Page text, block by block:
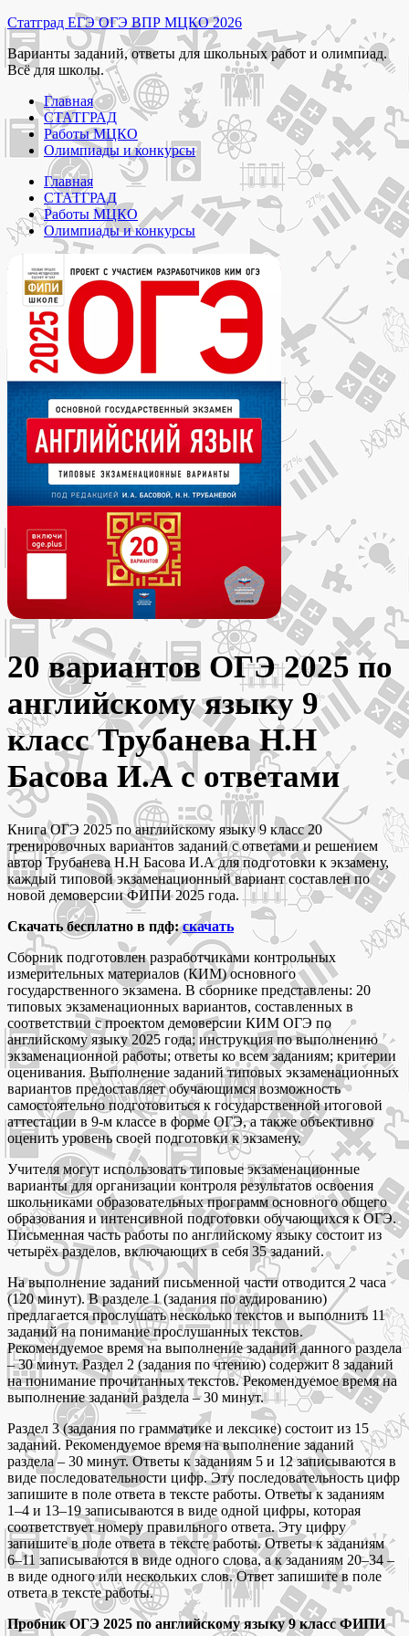
Перейти
к
содержимому
Статград ЕГЭ ОГЭ ВПР МЦКО 2026
Варианты заданий, ответы для школьных работ и олимпиад.
Всё для школы.
Главная
СТАТГРАД
Работы МЦКО
Олимпиады и конкурсы
Главная
СТАТГРАД
Работы МЦКО
Олимпиады и конкурсы
20 вариантов ОГЭ 2025 по
английскому языку 9
класс Трубанева Н.Н
Басова И.А с ответами
Книга ОГЭ 2025 по английскому языку 9 класс 20
тренировочных вариантов заданий с ответами и решением
автор Трубанева Н.Н Басова И.А для подготовки к экзамену,
каждый типовой экзаменационный вариант составлен по
новой демоверсии ФИПИ 2025 года.
Скачать бесплатно в пдф:скачать
Сборник подготовлен разработчиками контрольных
измерительных материалов (КИМ) основного
государственного экзамена. В сборнике представлены: 20
типовых экзаменационных вариантов, составленных в
соответствии с проектом демоверсии КИМ ОГЭ по
английскому языку 2025 года; инструкция по выполнению
экзаменационной работы; ответы ко всем заданиям; критерии
оценивания. Выполнение заданий типовых экзаменационных
вариантов предоставляет обучающимся возможность
самостоятельно подготовиться к государственной итоговой
аттестации в 9-м классе в форме ОГЭ, а также объективно
оценить уровень своей подготовки к экзамену.
Учителя могут использовать типовые экзаменационные
варианты для организации контроля результатов освоения
школьниками образовательных программ основного общего
образования и интенсивной подготовки обучающихся к ОГЭ.
Письменная часть работы по английскому языку состоит из
четырёх разделов, включающих в себя 35 заданий.
На выполнение заданий письменной части отводится 2 часа
(120 минут). В разделе 1 (задания по аудированию)
предлагается прослушать несколько текстов и выполнить 11
заданий на понимание прослушанных текстов.
Рекомендуемое время на выполнение заданий данного раздела
– 30 минут. Раздел 2 (задания по чтению) содержит 8 заданий
на понимание прочитанных текстов. Рекомендуемое время на
выполнение заданий раздела – 30 минут.
Раздел 3 (задания по грамматике и лексике) состоит из 15
заданий. Рекомендуемое время на выполнение заданий
раздела – 30 минут. Ответы к заданиям 5 и 12 записываются в
виде последовательности цифр. Эту последовательность цифр
запишите в поле ответа в тексте работы. Ответы к заданиям
1–4 и 13–19 записываются в виде одной цифры, которая
соответствует номеру правильного ответа. Эту цифру
запишите в поле ответа в тексте работы. Ответы к заданиям
6–11 записываются в виде одного слова, а к заданиям 20–34 –
в виде одного или нескольких слов. Ответ запишите в поле
ответа в тексте работы.
Пробник ОГЭ 2025 по английскому языку 9 класс ФИПИ